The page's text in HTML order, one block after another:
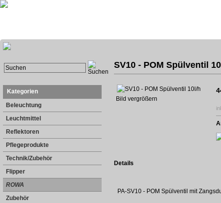
Kategorien
Beleuchtung
Leuchtmittel
Reflektoren
Pflegeprodukte
Technik/Zubehör
Flipper
ROWA
Zubehör
SV10 - POM Spülventil
Bild vergrößern
Details
PA-SV10 - POM Spülventil mit